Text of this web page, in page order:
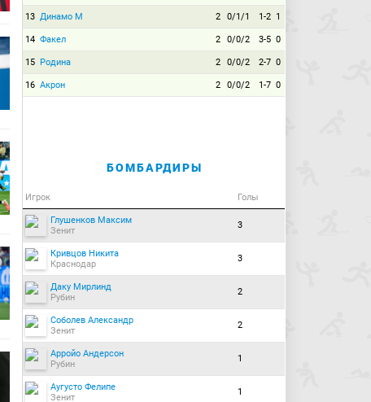
13 Динамо М 2 0/1/1 1-2 1
14 Факел 2 0/0/2 3-5 0
15 Родина 2 0/0/2 2-7 0
16 Акрон 2 0/0/2 1-7 0
БОМБАРДИРЫ
Игрок Голы
Глушенков Максим
Зенит
3
Кривцов Никита
Краснодар
3
Даку Мирлинд
Рубин
2
Соболев Александр
Зенит
2
Арройо Андерсон
Рубин
1
Аугусто Фелипе
Зенит
1